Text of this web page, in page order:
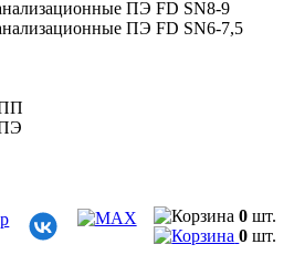
ПЭ FD SN8-9
ПЭ FD SN6-7,5
ПП
ЖБИ ПЭ
ДГТ ПЭ
0 шт.
0 шт.